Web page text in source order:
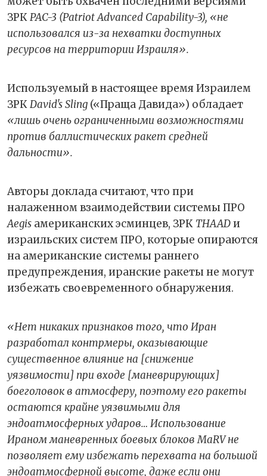
ЗРКPAC-3 (Patriot Advanced Capability-3), «не
использовался из-за нехватки доступных
ресурсов на территории Израиля».
Используемый в настоящее время Израилем
ЗРКDavid's Sling («Праща Давида») обладает
«лишь очень ограниченными возможностями
против баллистических ракет средней
дальности».
Авторы доклада считают, что при
налаженном взаимодействии системы ПРО
Aegis американских эсминцев, ЗРК THAADи
израильских систем ПРО, которые опираются
на американские системы раннего
предупреждения, иранские ракеты не могут
избежать своевременного обнаружения.
«Нет никаких признаков того, что Иран
разработал контрмеры, оказывающие
существенное влияние на [снижение
уязвимости] при входе [маневрирующих]
боеголовок в атмосферу, поэтому его ракеты
остаются крайне уязвимыми для
эндоатмосферных ударов… Использование
Ираном маневренных боевых блоков MaRV не
позволяет ему избежать перехвата на большой
эндоатмосферной высоте, даже если они